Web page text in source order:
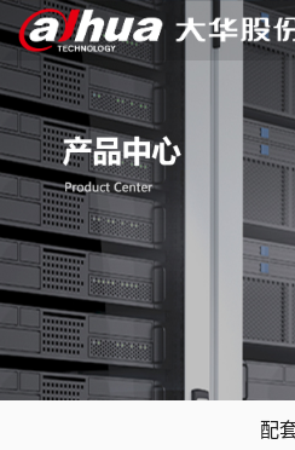
配